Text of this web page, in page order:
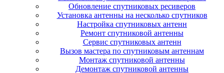
Обновление спутниковых ресиверов
Установка антенны на несколько спутников
Настройка спутниковых антенн
Ремонт спутниковой антенны
Сервис спутниковых антенн
Вызов мастера по спутниковым антеннам
Монтаж спутниковой антенны
Демонтаж спутниковой антенны